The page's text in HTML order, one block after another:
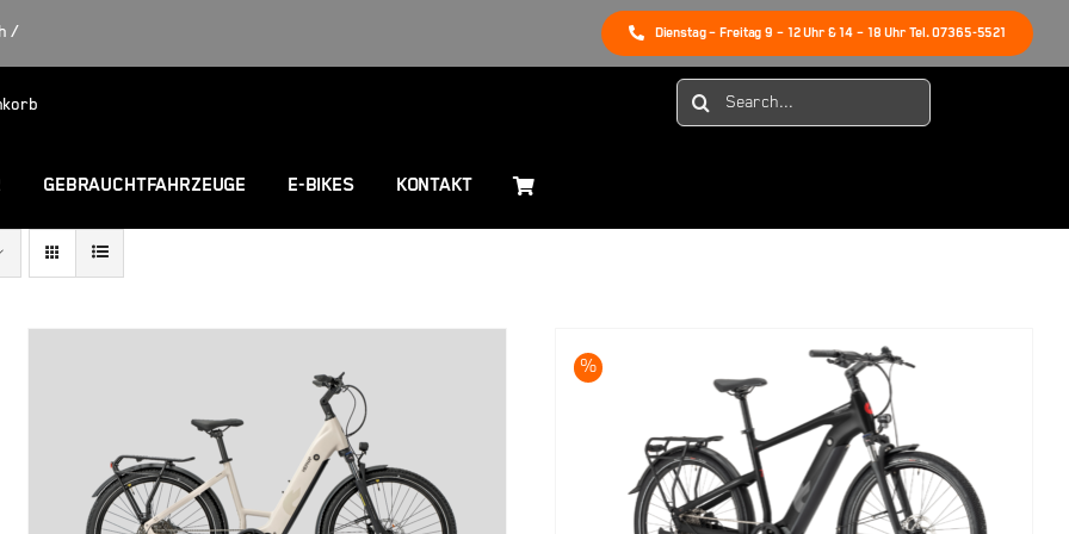
/ Dienstag – Freitag 9 – 12 Uhr & 14 – 18 Uhr Tel. 07365-5521
Suche
nach:
GEBRAUCHTFAHRZEUGE E-BIKES KONTAKT
%